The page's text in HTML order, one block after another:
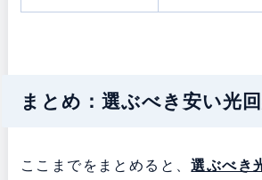
まとめ：選ぶべき安い光
ここまでをまとめると、選ぶべき